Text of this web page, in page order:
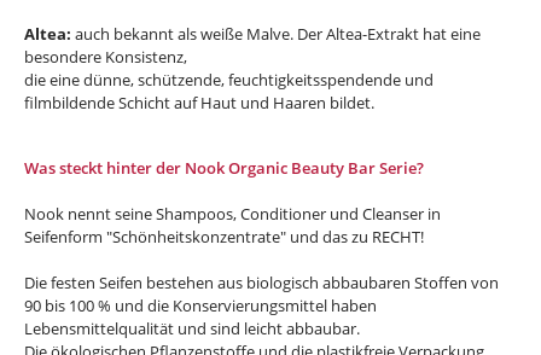
Altea: auch bekannt als weiße Malve. Der Altea-Extrakt hat eine
besondere Konsistenz,
die eine dünne, schützende, feuchtigkeitsspendende und
filmbildende Schicht auf Haut und Haaren bildet.
Was steckt hinter der Nook Organic Beauty Bar Serie?
Nook nennt seine Shampoos, Conditioner und Cleanser in
Seifenform "Schönheitskonzentrate" und das zu RECHT!
Die festen Seifen bestehen aus biologisch abbaubaren Stoffen von
90 bis 100 % und die Konservierungsmittel haben
Lebensmittelqualität und sind leicht abbaubar.